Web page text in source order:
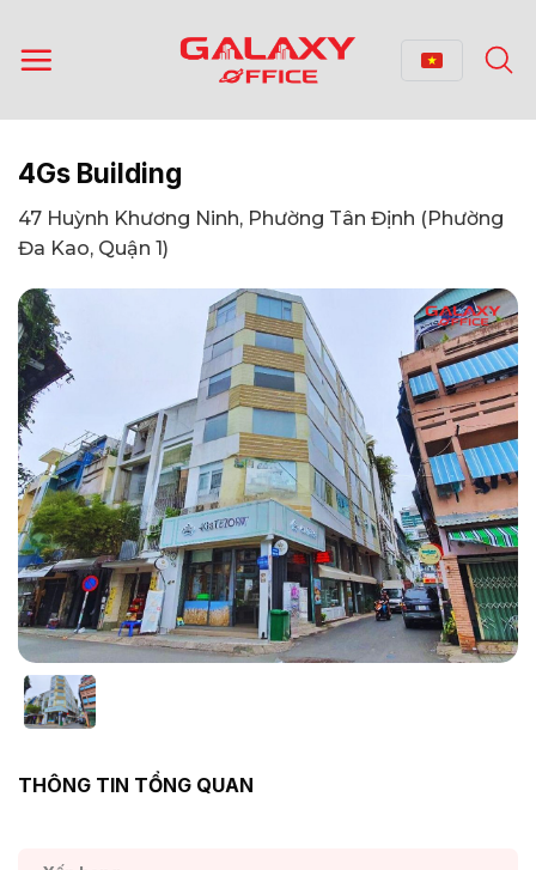
qua
nội
4Gs Building
47 Huỳnh Khương Ninh, Phường Tân Định (Phường
Đa Kao, Quận 1)
THÔNG TIN TỔNG QUAN